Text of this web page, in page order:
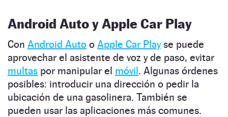
Android Auto y Apple Car Play
Con Android Auto o Apple Car Play se puede
aprovechar el asistente de voz y de paso, evitar
multas por manipular el móvil. Algunas órdenes
posibles: introducir una dirección o pedir la
ubicación de una gasolinera. También se
pueden usar las aplicaciones más comunes.